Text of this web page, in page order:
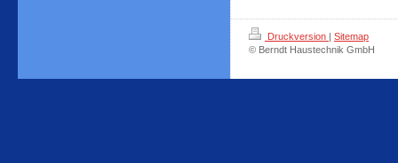
Druckversion | Sitemap
© Berndt Haustechnik GmbH